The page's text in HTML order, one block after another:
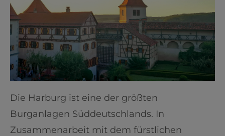
Die Harburg ist eine der größten
Burganlagen Süddeutschlands. In
Zusammenarbeit mit dem fürstlichen